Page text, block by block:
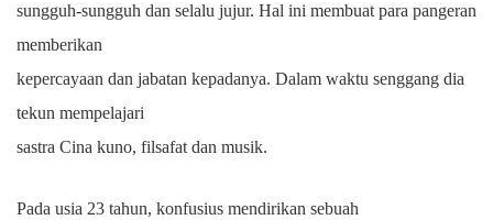
sungguh-sungguh dan selalu jujur. Hal ini membuat para pangeran
memberikan
kepercayaan dan jabatan kepadanya. Dalam waktu senggang dia
tekun mempelajari
sastra Cina kuno, filsafat dan musik.
Pada usia 23 tahun, konfusius mendirikan sebuah